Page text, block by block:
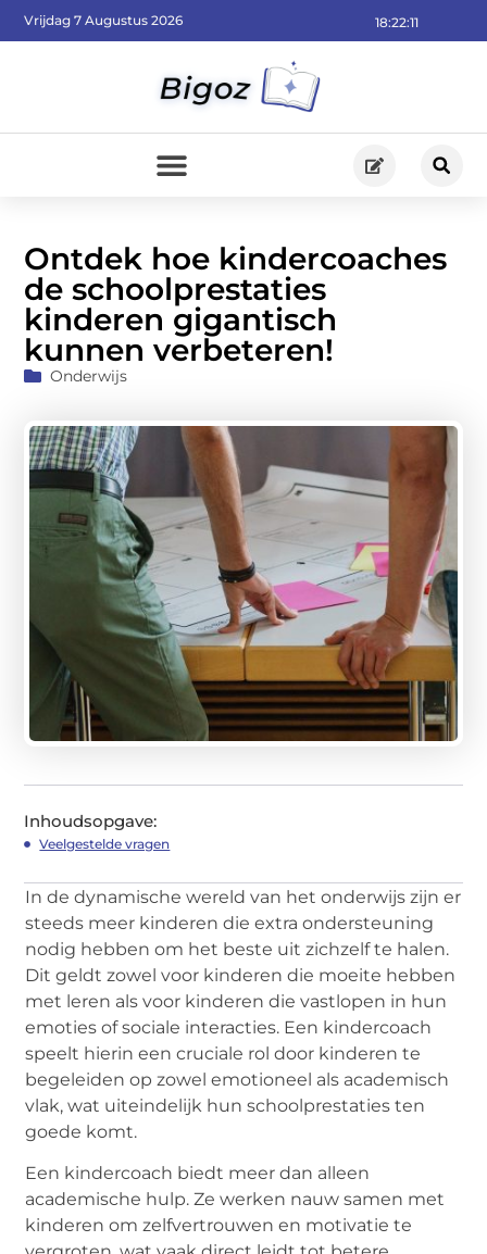
18:22:12
Vrijdag 7 Augustus 2026
Ontdek hoe kindercoaches
de schoolprestaties
kinderen gigantisch
kunnen verbeteren!
Onderwijs
Inhoudsopgave:
Veelgestelde vragen
In de dynamische wereld van het onderwijs zijn er
steeds meer kinderen die extra ondersteuning
nodig hebben om het beste uit zichzelf te halen.
Dit geldt zowel voor kinderen die moeite hebben
met leren als voor kinderen die vastlopen in hun
emoties of sociale interacties. Een kindercoach
speelt hierin een cruciale rol door kinderen te
begeleiden op zowel emotioneel als academisch
vlak, wat uiteindelijk hun schoolprestaties ten
goede komt.
Een kindercoach biedt meer dan alleen
academische hulp. Ze werken nauw samen met
kinderen om zelfvertrouwen en motivatie te